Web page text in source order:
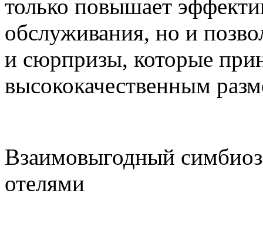
только повышает
обслуживания, но и
и сюрпризы, которые
высококачественным
Взаимовыгодный
отелями